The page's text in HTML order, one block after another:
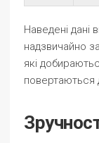
Наведені дані
надзвичайно
які
повертаються